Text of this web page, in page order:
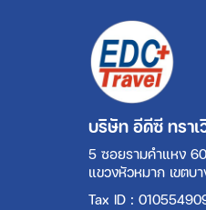
บริษัท อีดีซี ทรา
5 ซอยรามคำแหง
แขวงหัวหมาก เขตบ
Tax ID :